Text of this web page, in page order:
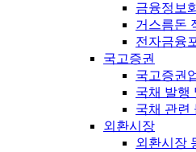
금융정보
거스름돈
전자금융
국고증권
국고증권
국채 발행
국채 관련
외환시장
외환시장